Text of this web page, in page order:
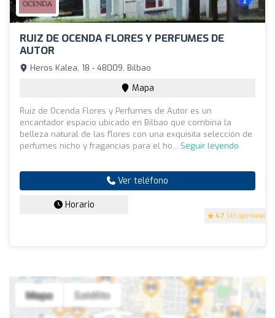
RUIZ DE OCENDA FLORES Y PERFUMES DE
AUTOR
4.7 (43 opiniones)
Heros Kalea, 18 - 48009, Bilbao
Mapa
Ruiz de Ocenda Flores y Perfumes de Autor es un
encantador espacio ubicado en Bilbao que combina la
belleza natural de las flores con una exquisita selección de
perfumes nicho y fragancias para el ho... Seguir leyendo
Ver teléfono
Horario